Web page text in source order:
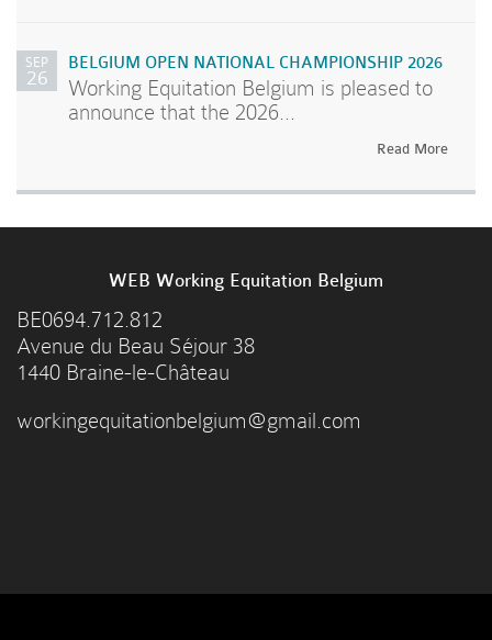
SEP
26
BELGIUM OPEN NATIONAL CHAMPIONSHIP 2026
Working Equitation Belgium is pleased to
announce that the 2026...
Read More
WEB Working Equitation Belgium
BE0694.712.812
Avenue du Beau Séjour 38
1440 Braine-le-Château
workingequitationbelgium@gmail.com